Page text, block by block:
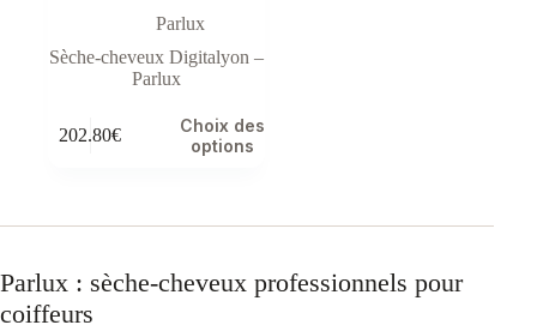
Parlux
Sèche-cheveux Digitalyon –
Parlux
202.80€
Choix des
options
produit
Les
être
choisies
Parlux : sèche-cheveux professionnels pour
coiffeurs